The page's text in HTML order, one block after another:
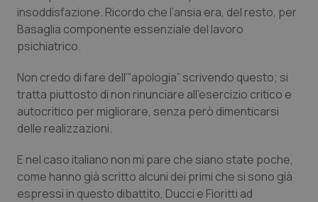
insoddisfazione. Ricordo che l’ansia era, del resto, per
Basaglia componente essenziale del lavoro
psichiatrico.
Non credo di fare dell’”apologia” scrivendo questo; si
tratta piuttosto di non rinunciare all’esercizio critico e
autocritico per migliorare, senza però dimenticarsi
delle realizzazioni.
E nel caso italiano non mi pare che siano state poche,
come hanno già scritto alcuni dei primi che si sono già
espressi in questo dibattito, Ducci e Fioritti ad